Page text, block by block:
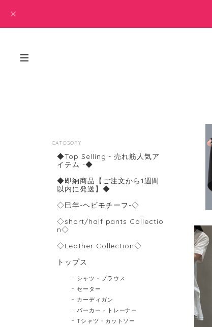
CATEGORY
◆Top Selling - 売れ筋人気ア
イテム -◆
◆即納商品【ご注文から1週間
以内に発送】◆
◇巳年-ヘビモチーフ-◇
◇short/half pants Collectio
n◇
◇Leather Collection◇
トップス
シャツ・ブラウス
セーター
カーディガン
パーカー・トレーナー
Tシャツ・カットソー